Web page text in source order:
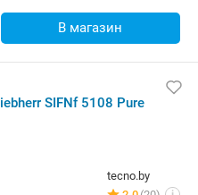
В магазин
SIFNf 5108 Pure
tecno.by